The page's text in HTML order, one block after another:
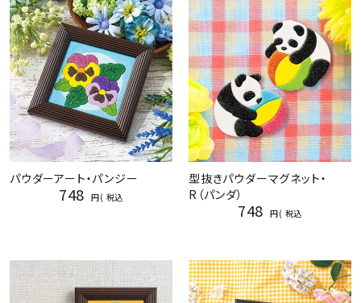
パウダーアート・パンジー
748 税込
型抜きパウダーマグネット・
R（パンダ）
748 税込